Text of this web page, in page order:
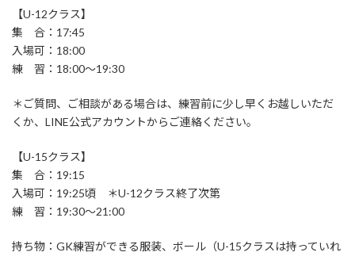
【U-12クラス】
集 合：17:45
入場可：18:00
練 習：18:00～19:30
＊ご質問、ご相談がある場合は、練習前に少し早くお越しいただ
くか、LINE公式アカウントからご連絡ください。
【U-15クラス】
集 合：19:15
入場可：19:25頃 ＊U-12クラス終了次第
練 習：19:30～21:00
持ち物：GK練習ができる服装、ボール（U-15クラスは持っていれ